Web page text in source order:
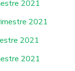
2021
2021
2021
2021